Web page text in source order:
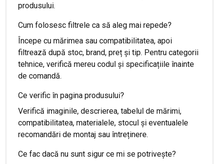
produsului.
Cum folosesc filtrele ca să aleg mai repede?
Începe cu mărimea sau compatibilitatea, apoi
filtrează după stoc, brand, preț și tip. Pentru categorii
tehnice, verifică mereu codul și specificațiile înainte
de comandă.
Ce verific în pagina produsului?
Verifică imaginile, descrierea, tabelul de mărimi,
compatibilitatea, materialele, stocul și eventualele
recomandări de montaj sau întreținere.
Ce fac dacă nu sunt sigur ce mi se potrivește?